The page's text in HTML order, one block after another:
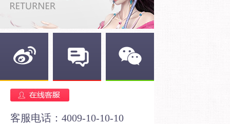
客服电话：4009-10-10-10